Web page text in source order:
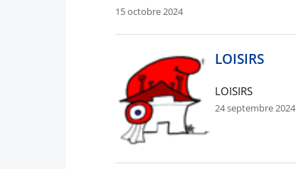
15 octobre 2024
LOISIRS
LOISIRS
24 septembre 2024